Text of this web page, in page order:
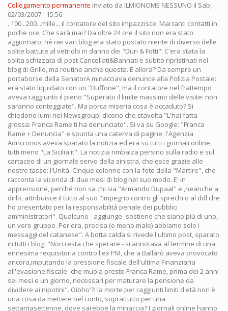
Collegamento permanente Inviato da ILMIONOME NESSUNO il Sab,
02/03/2007 - 15:56
..100...200...mille... il contatore del sito impazzisce. Mai tanti contatti in
poche ore. Che sarà mai? Da oltre 24 ore il sito non era stato
aggiornato, né nei vari blog era stato postato niente di diverso delle
solite battute al vetriolo in danno dei "Duri & Fotti". C'era stata la
solita schizzata di post Cancellati&Bannati e subito ripristinati nel
blog di Grillo, ma routine anche questa. E allora? Da sempre un
portaborse della SenatorA minacciava denunce alla Polizia Postale:
era stato liquidato con un "Buffone", ma il contatore nel frattempo
aveva raggiunto il pieno "Superato il limite massimo delle visite: non
saranno conteggiate". Ma porca miseria cosa è accaduto? Si
chiedono lumi nei Newsgroup: dicono che stavolta "L'hai fatta
grossa: Franca Rame ti ha denunciato". Si va su Google: "Franca
Rame + Denuncia" e spunta una caterva di pagine: l'Agenzia
Adncronos aveva sparato la notizia ed era su tutti i giornali online,
tutti meno "La Sicilia.it". La notizia rimbalza persino sulla radio e sul
cartaceo di un giornale servo della sinistra, che esce grazie alle
nostre tasse: l'Unità. Cinque colonne con la foto della "Martire", che
racconta la vicenda di due mesi di blog nel suo modo. E' in
apprensione, perché non sa chi sia "Armando Dupaal" e ,neanche a
dirlo, attribuisce il tutto al suo "Impegno contro gli sprechi o al ddl che
ho presentato per la responsabilità penale dei pubblici
amministratori". Qualcuno - aggiunge- sostiene che siano più di uno,
un vero gruppo. Per ora, precisa (e meno male) abbiamo solo i
messaggi del catanese". A botta calda si rivede l'ultimo post, sparato
in tutti i blog: "Non resta che sperare - si annotava al termine di una
ennesima requisitoria contro l'ex PM, che a Ballarò aveva provocato
ancora,imputando la pressione fiscale dell'ultima Finanziaria
all'evasione fiscale- che muoia presto Franca Rame, prima dei 2 anni
sei mesi e un giorno, necessari per maturare la pensione da
dividere ai nipotini". Oibho'?! la morte per raggiunti limiti d'età non è
una cosa da mettere nel conto, soprattutto per una
settantasettenne, dove sarebbe la minaccia? I giornali online hanno